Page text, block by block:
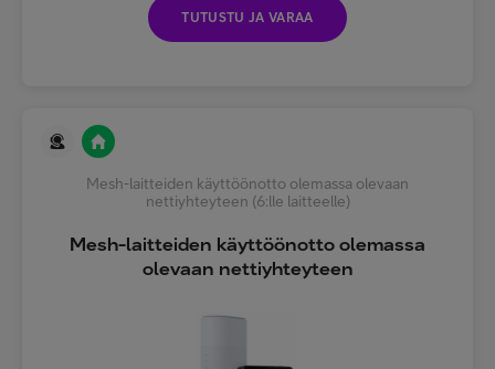
TUTUSTU JA VARAA
Mesh-laitteiden käyttöönotto olemassa olevaan
nettiyhteyteen (6:lle laitteelle)
Mesh-laitteiden käyttöönotto olemassa
olevaan nettiyhteyteen